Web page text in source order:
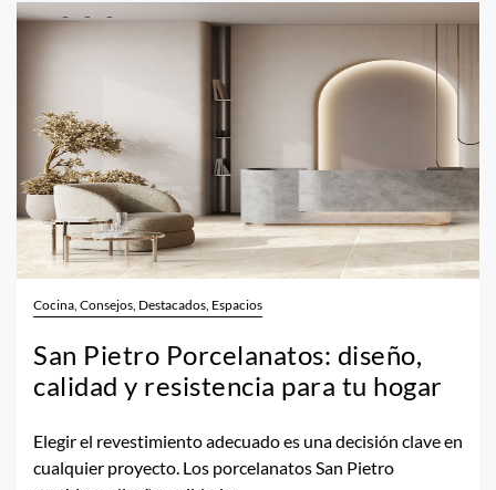
Cocina, Consejos, Destacados, Espacios
San Pietro Porcelanatos: diseño,
calidad y resistencia para tu hogar
Elegir el revestimiento adecuado es una decisión clave en
cualquier proyecto. Los porcelanatos San Pietro